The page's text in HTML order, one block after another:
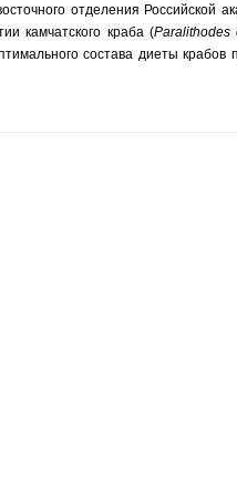
отделения
камчатского краба (Paralithodes
состава диеты крабов